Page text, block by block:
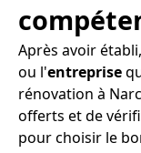
Après avoir
ou l'entreprise
rénovation à
offerts et de
pour choisir le